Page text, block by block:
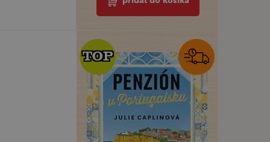
TOP
TOP